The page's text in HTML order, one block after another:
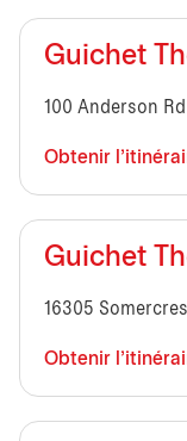
Guichet
100 Anderson
Obtenir
Guichet
16305
Obtenir